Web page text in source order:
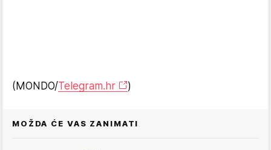
(MONDO/Telegram.hr )
MOŽDA ĆE VAS ZANIMATI